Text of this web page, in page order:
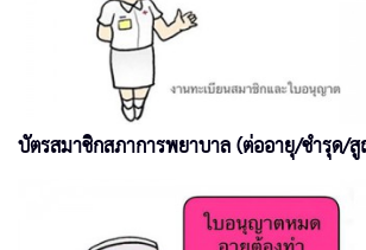
บัตรสมาชิกสภาการพยาบาล (ต่ออายุ/ชำรุด/